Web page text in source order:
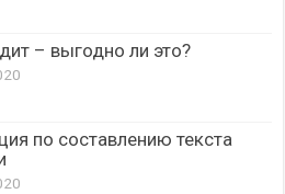
– выгодно ли это?
по составлению текста